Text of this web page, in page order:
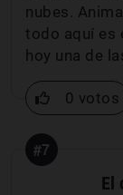
nubes.
todo aquí es
hoy una de
0 votos
#7
El